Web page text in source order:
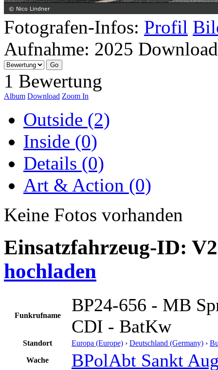
Fotografen-Infos: Profil
Aufnahme: 2025
1 Bewertung
Album Download Zoom In
Outside (2)
Inside (0)
Details (0)
Art & Action (0)
Keine Fotos vorhanden
Einsatzfahrzeug-ID:
hochladen
Funkrufname
BP24-656 - MB
CDI - BatKw
Standort Europa (Europe) › Deutschland (Germany) ›
Wache BPolAbt Sankt